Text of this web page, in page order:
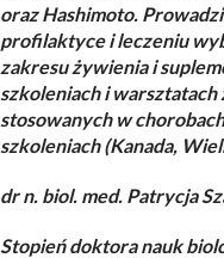
oraz Hashimoto.
profilaktyce i leczeniu
zakresu żywienia i
szkoleniach i
stosowanych w
szkoleniach (Kanada,
dr n. biol. med. Patrycja
Stopień doktora nauk